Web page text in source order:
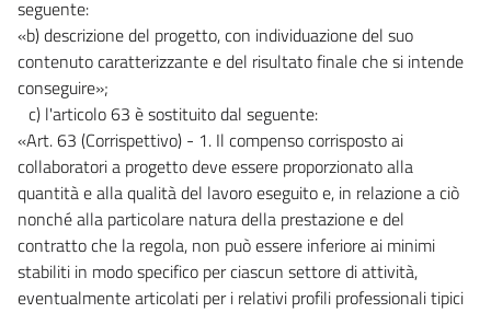
seguente:
«b) descrizione del progetto, con individuazione del suo
contenuto caratterizzante e del risultato finale che si intende
conseguire»;
c) l'articolo 63 è sostituito dal seguente:
«Art. 63 (Corrispettivo) - 1. Il compenso corrisposto ai
collaboratori a progetto deve essere proporzionato alla
quantità e alla qualità del lavoro eseguito e, in relazione a ciò
nonché alla particolare natura della prestazione e del
contratto che la regola, non può essere inferiore ai minimi
stabiliti in modo specifico per ciascun settore di attività,
eventualmente articolati per i relativi profili professionali tipici